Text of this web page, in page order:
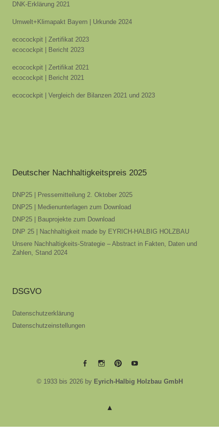
DNK-Erklärung 2021
Umwelt+Klimapakt Bayern | Urkunde 2024
ecocockpit | Zertifikat 2023
ecocockpit | Bericht 2023
ecocockpit | Zertifikat 2021
ecocockpit | Bericht 2021
ecocockpit | Vergleich der Bilanzen 2021 und 2023
Deutscher Nachhaltigkeitspreis 2025
DNP25 | Pressemitteilung 2. Oktober 2025
DNP25 | Medienunterlagen zum Download
DNP25 | Bauprojekte zum Download
DNP 25 | Nachhaltigkeit made by EYRICH-HALBIG HOLZBAU
Unsere Nachhaltigkeits-Strategie – Abstract in Fakten, Daten und
Zahlen, Stand 2024
DSGVO
Datenschutzerklärung
Datenschutzeinstellungen
EYRICH-EYRICH-EYRICH-EYRICH-
© 1933 bis 2026 by Eyrich-Halbig Holzbau GmbH